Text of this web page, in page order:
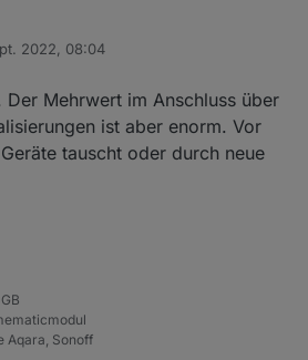
halbe Nacht verbracht alle Aliase
genutz) anzulegen, das artet ja
aus....
2022, 08:04
Mehrwert im Anschluss über
ist aber enorm. Vor
tauscht oder durch neue
Aqara, Sonoff